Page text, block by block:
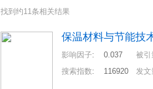
找到约11条相关结果
保温材料与节能技
影响因子: 0.037 被引
搜索指数: 116920 发文